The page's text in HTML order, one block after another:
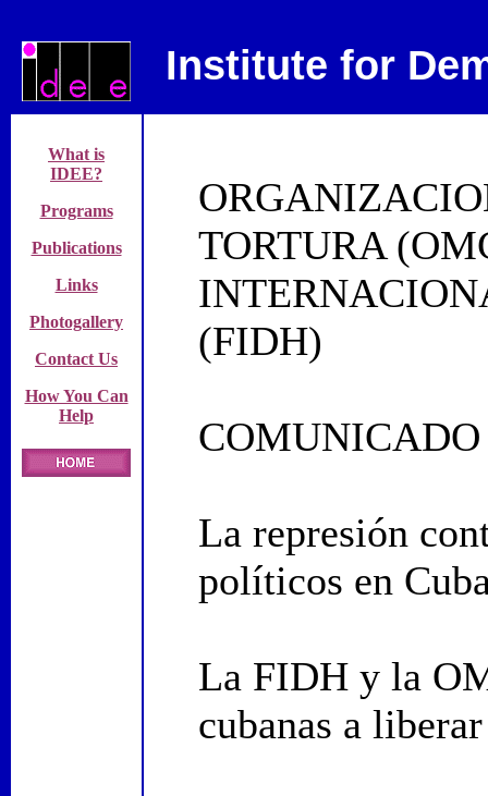
Institute for
What is
IDEE?
Programs
Publications
Links
Photogallery
Contact Us
How You Can
Help
TORTURA
(FIDH)
COMUNICADO
La represión
políticos en
La FIDH y la
cubanas a